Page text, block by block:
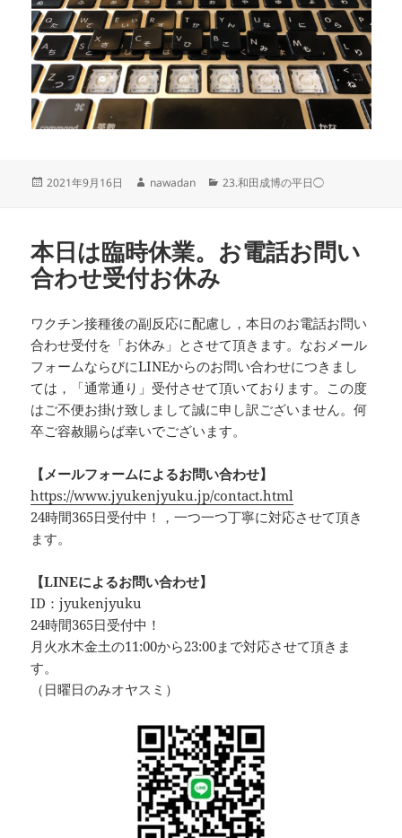
投
2021年9月16日
作
nawadan
カ
ー
23.和田成博の平日◯
本日は臨時休業。お電話お問い
合わせ受付お休み
ワクチン接種後の副反応に配慮し，本日のお電話お問い
合わせ受付を「お休み」とさせて頂きます。なおメール
フォームならびにLINEからのお問い合わせにつきまし
ては，「通常通り」受付させて頂いております。この度
はご不便お掛け致しまして誠に申し訳ございません。何
卒ご容赦賜らば幸いでございます。
【メールフォームによるお問い合わせ】
https://www.jyukenjyuku.jp/contact.html
24時間365日受付中！，一つ一つ丁寧に対応させて頂き
ます。
【LINEによるお問い合わせ】
ID：jyukenjyuku
24時間365日受付中！
月火水木金土の11:00から23:00まで対応させて頂きま
す。
（日曜日のみオヤスミ）‪